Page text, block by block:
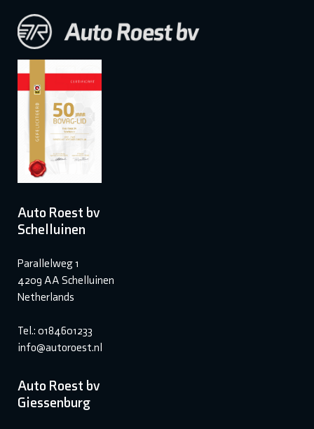
Auto Roest bv
Schelluinen
Parallelweg 1
4209 AA Schelluinen
Netherlands
Tel.: 0184601233
info@autoroest.nl
Auto Roest bv
Giessenburg